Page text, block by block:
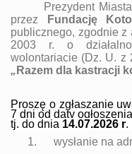
Prezydent
przez
Fundację
publicznego, zgodnie z
2003 r. o
wolontariacie (Dz. U. z
„ Razem dla kastracji
Proszę o zgłaszanie
7 dni od daty ogłoszenia
tj. do dnia 14.07.2026 r.
1.
wysłanie na